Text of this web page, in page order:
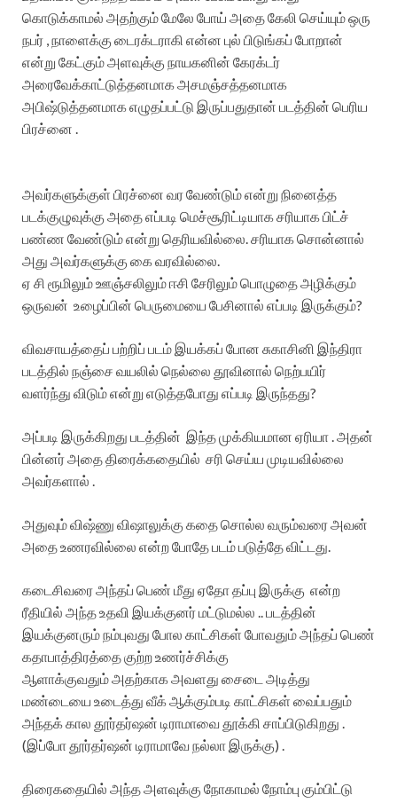
கொடுக்காமல் அதற்கும் மேலே போய் அதை கேலி செய்யும் ஒரு
நபர் , நாளைக்கு டைரக்டராகி என்ன புல் பிடுங்கப் போறான்
என்று கேட்கும் அளவுக்கு நாயகனின் கேரக்டர்
அரைவேக்காட்டுத்தனமாக அசமஞ்சத்தனமாக
அபிஷ்டுத்தனமாக எழுதப்பட்டு இருப்பதுதான் படத்தின் பெரிய
பிரச்னை .
அவர்களுக்குள் பிரச்னை வர வேண்டும் என்று நினைத்த
படக்குழுவுக்கு அதை எப்படி மெச்சூரிட்டியாக சரியாக பிட்ச்
பண்ண வேண்டும் என்று தெரியவில்லை. சரியாக சொன்னால்
அது அவர்களுக்கு கை வரவில்லை.
ஏ சி ரூமிலும் ஊஞ்சலிலும் ஈசி சேரிலும் பொழுதை அழிக்கும்
ஒருவன் உழைப்பின் பெருமையை பேசினால் எப்படி இருக்கும்?
விவசாயத்தைப் பற்றிப் படம் இயக்கப் போன சுகாசினி இந்திரா
படத்தில் நஞ்சை வயலில் நெல்லை தூவினால் நெற்பயிர்
வளர்ந்து விடும் என்று எடுத்தபோது எப்படி இருந்தது?
அப்படி இருக்கிறது படத்தின் இந்த முக்கியமான ஏரியா . அதன்
பின்னர் அதை திரைக்கதையில் சரி செய்ய முடியவில்லை
அவர்களால் .
அதுவும் விஷ்ணு விஷாலுக்கு கதை சொல்ல வரும்வரை அவன்
அதை உணரவில்லை என்ற போதே படம் படுத்தே விட்டது.
கடைசிவரை அந்தப் பெண் மீது ஏதோ தப்பு இருக்கு என்ற
ரீதியில் அந்த உதவி இயக்குனர் மட்டுமல்ல .. படத்தின்
இயக்குனரும் நம்புவது போல காட்சிகள் போவதும் அந்தப் பெண்
கதாபாத்திரத்தை குற்ற உணர்ச்சிக்கு
ஆளாக்குவதும் அதற்காக அவளது சைடை அடித்து
மண்டையை உடைத்து வீக் ஆக்கும்படி காட்சிகள் வைப்பதும்
அந்தக் கால தூர்தர்ஷன் டிராமாவை தூக்கி சாப்பிடுகிறது .
(இப்போ தூர்தர்ஷன் டிராமாவே நல்லா இருக்கு) .
திரைகதையில் அந்த அளவுக்கு நோகாமல் நோம்பு கும்பிட்டு